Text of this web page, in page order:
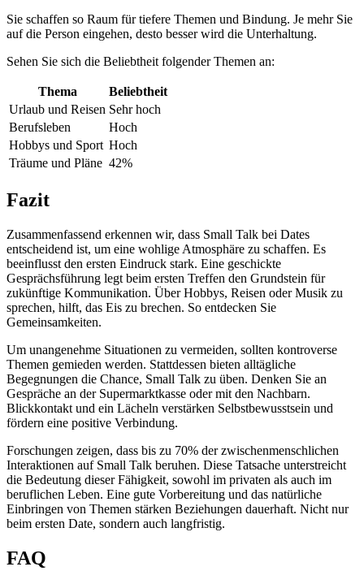
Sie schaffen so Raum für tiefere Themen und Bindung. Je mehr Sie
auf die Person eingehen, desto besser wird die Unterhaltung.
Sehen Sie sich die Beliebtheit folgender Themen an:
Thema
Beliebtheit
Urlaub und Reisen Sehr hoch
Berufsleben
Hoch
Hobbys und Sport Hoch
Träume und Pläne 42%
Fazit
Zusammenfassend erkennen wir, dass Small Talk bei Dates
entscheidend ist, um eine wohlige Atmosphäre zu schaffen. Es
beeinflusst den ersten Eindruck stark. Eine geschickte
Gesprächsführung legt beim ersten Treffen den Grundstein für
zukünftige Kommunikation. Über Hobbys, Reisen oder Musik zu
sprechen, hilft, das Eis zu brechen. So entdecken Sie
Gemeinsamkeiten.
Um unangenehme Situationen zu vermeiden, sollten kontroverse
Themen gemieden werden. Stattdessen bieten alltägliche
Begegnungen die Chance, Small Talk zu üben. Denken Sie an
Gespräche an der Supermarktkasse oder mit den Nachbarn.
Blickkontakt und ein Lächeln verstärken Selbstbewusstsein und
fördern eine positive Verbindung.
Forschungen zeigen, dass bis zu 70% der zwischenmenschlichen
Interaktionen auf Small Talk beruhen. Diese Tatsache unterstreicht
die Bedeutung dieser Fähigkeit, sowohl im privaten als auch im
beruflichen Leben. Eine gute Vorbereitung und das natürliche
Einbringen von Themen stärken Beziehungen dauerhaft. Nicht nur
beim ersten Date, sondern auch langfristig.
FAQ